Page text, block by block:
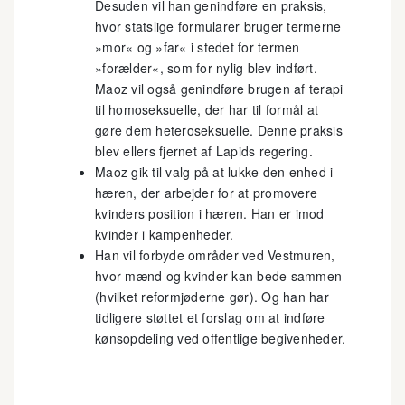
Desuden vil han genindføre en praksis,
hvor statslige formularer bruger termerne
»mor« og »far« i stedet for termen
»forælder«, som for nylig blev indført.
Maoz vil også genindføre brugen af terapi
til homoseksuelle, der har til formål at
gøre dem heteroseksuelle. Denne praksis
blev ellers fjernet af Lapids regering.
Maoz gik til valg på at lukke den enhed i
hæren, der arbejder for at promovere
kvinders position i hæren. Han er imod
kvinder i kampenheder.
Han vil forbyde områder ved Vestmuren,
hvor mænd og kvinder kan bede sammen
(hvilket reformjøderne gør). Og han har
tidligere støttet et forslag om at indføre
kønsopdeling ved offentlige begivenheder.